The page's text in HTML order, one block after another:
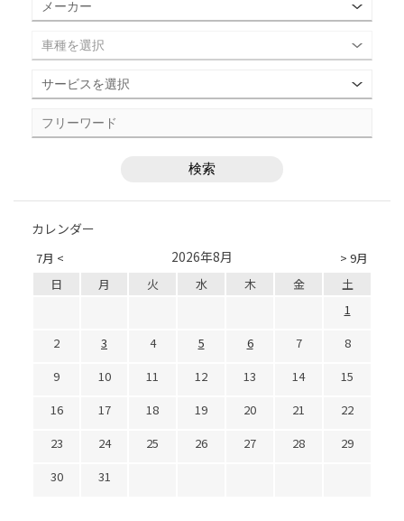
カレンダー
7月 < > 9月
2026年8月
日 月 火 水 木 金
土
1
2
3 4 5 6 7
8
9
10 11 12 13 14
15
16
17 18 19 20 21
22
23
24 25 26 27 28
29
30
31